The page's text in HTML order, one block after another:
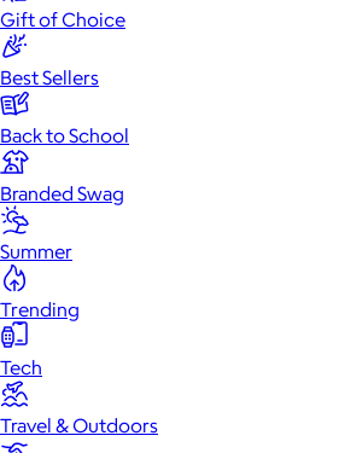
Gift of Choice
Best Sellers
Back to School
Branded Swag
Summer
Trending
Tech
Travel & Outdoors